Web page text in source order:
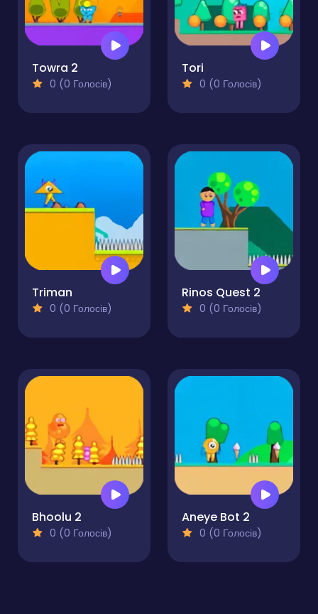
Towra 2
0 (0 Голосів)
Tori
0 (0 Голосів)
Triman
0 (0 Голосів)
Rinos Quest 2
0 (0 Голосів)
Bhoolu 2
0 (0 Голосів)
Aneye Bot 2
0 (0 Голосів)